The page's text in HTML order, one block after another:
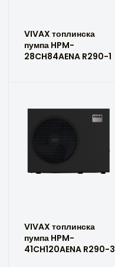
VIVAX топлинска
пумпа HPM-
28CH84AENA R290-1
VIVAX топлинска
пумпа HPM-
41CH120AENA R290-3